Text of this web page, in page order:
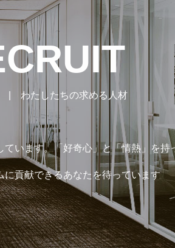
| わたしたちの求める人材
います。「好奇心」と「情熱」を持
に貢献できるあなたを待っています